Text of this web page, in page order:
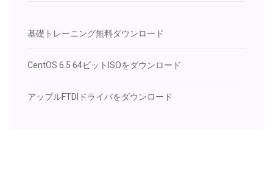
基礎トレーニング無料ダウンロード
CentOS 6.5 64ビットISOをダウンロード
アップルFTDIドライバをダウンロード